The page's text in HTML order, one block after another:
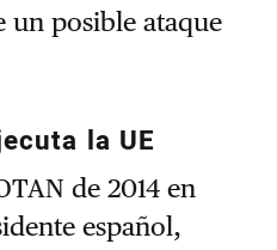
un posible ataque
la UE
de 2014 en
español,